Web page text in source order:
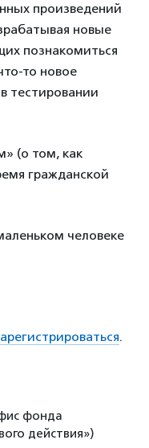
произведений
новые
познакомиться
то новое
тестировании
(о том, как
гражданской
человеке
.
фонда
действия»)